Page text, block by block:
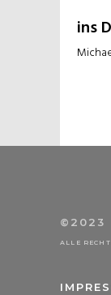
ins
©2023
ALLE